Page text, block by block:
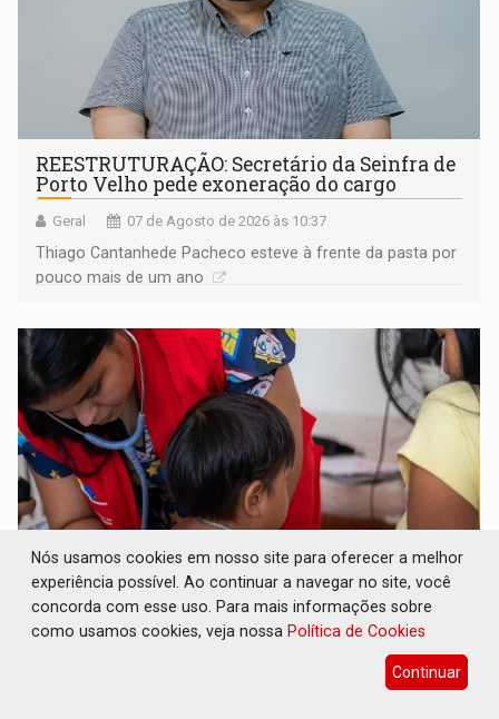
REESTRUTURAÇÃO: Secretário da Seinfra de
Porto Velho pede exoneração do cargo
Geral 07 de Agosto de 2026 às 10:37
Thiago Cantanhede Pacheco esteve à frente da pasta por
pouco mais de um ano
SAÚDE INDÍGENA: Pirahã terão consultas e
exames especializados durante expedição do
SUS
Nós usamos cookies em nosso site para oferecer a melhor
experiência possível. Ao continuar a navegar no site, você
concorda com esse uso. Para mais informações sobre
como usamos cookies, veja nossa Política de Cookies
Continuar